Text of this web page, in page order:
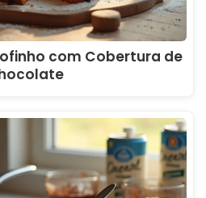
com Cobertura de